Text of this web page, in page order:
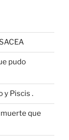
pudo
y Piscis .
muerte que